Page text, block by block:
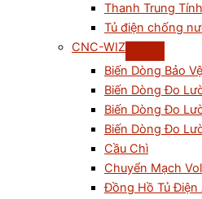
Thanh Trung
Tủ điện chống
CNC-WIZ
Biến Dòng Bảo
Biến Dòng Đo
Biến Dòng Đo
Biến Dòng Đo
Cầu Chì
Chuyển Mạch
Đồng Hồ Tủ Điện